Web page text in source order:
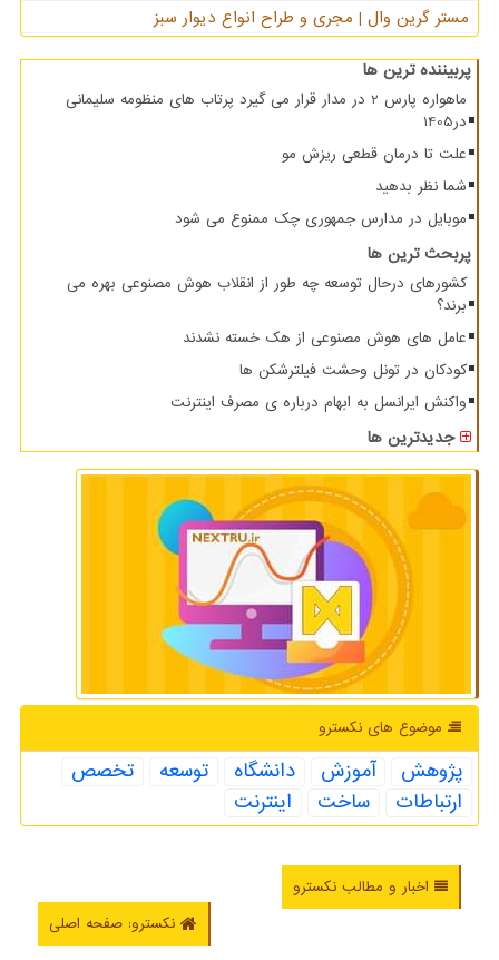
مستر گرین وال | مجری و طراح انواع دیوار سبز
پربیننده ترین ها
ماهواره پارس 2 در مدار قرار می گیرد پرتاب های منظومه سلیمانی
در1405
علت تا درمان قطعی ریزش مو
شما نظر بدهید
موبایل در مدارس جمهوری چک ممنوع می شود
پربحث ترین ها
کشورهای درحال توسعه چه طور از انقلاب هوش مصنوعی بهره می
برند؟
عامل های هوش مصنوعی از هک خسته نشدند
کودکان در تونل وحشت فیلترشکن ها
واکنش ایرانسل به ابهام درباره ی مصرف اینترنت
جدیدترین ها
موضوع های نكسترو
پژوهش آموزش دانشگاه توسعه
تخصص
ارتباطات
ساخت اینترنت
اخبار و مطالب نکسترو
نکسترو: صفحه اصلی